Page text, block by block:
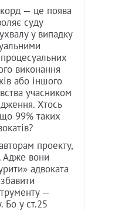
— це поява
суду
у випадку
виконання
або іншого
учасником
Хтось
99% таких
проекту,
Адже вони
адвоката
—
Бо у ст.25